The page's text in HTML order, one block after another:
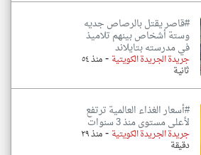
#قاصر يقتل بالرصاص جديه
وستة أشخاص بينهم تلاميذ
في مدرسته بتايلاند
جريدة الجريدة الكويتية - منذ ٥٤
ثانية
#أسعار الغذاء العالمية ترتفع
لأعلى مستوى منذ 3 سنوات
جريدة الجريدة الكويتية - منذ ٢٩
دقيقة